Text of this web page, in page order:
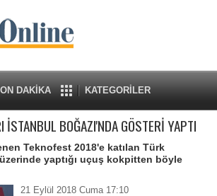
DAKİKA KATEGORİLER
İSTANBUL BOĞAZI'NDA GÖSTERİ YAPTI
Teknofest 2018'e katılan Türk
üzerinde yaptığı uçuş kokpitten böyle
21 Eylül 2018 Cuma 17:10